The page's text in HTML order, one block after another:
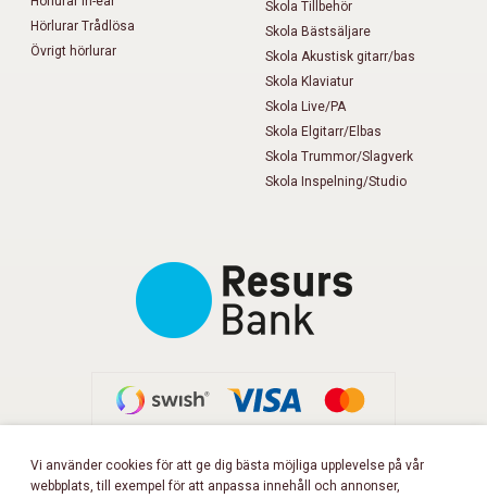
Hörlurar Trådlösa
Övrigt hörlurar
Skola Tillbehör
Skola Bästsäljare
Skola Akustisk gitarr/bas
Skola Klaviatur
Skola Live/PA
Skola Elgitarr/Elbas
Skola Trummor/Slagverk
Skola Inspelning/Studio
FÖLJ OSS PÅ FACEBOOK!
Vi använder cookies för att ge dig bästa möjliga upplevelse på vår
webbplats, till exempel för att anpassa innehåll och annonser,